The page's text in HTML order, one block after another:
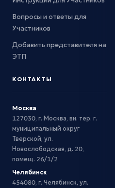
Вопросы и ответы для
Участников
Добавить представителя на
ЭТП
КОНТАКТЫ
Москва
127030, г. Москва, вн. тер. г.
муниципальный округ
Тверской, ул.
Новослободская, д. 20,
помещ. 26/1/2
Челябинск
454080, г. Челябинск, ул.